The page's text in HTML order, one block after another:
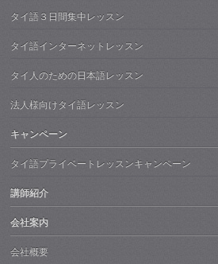
タイ語３日間集中レッスン
タイ語インターネットレッスン
タイ人のための日本語レッスン
法人様向けタイ語レッスン
キャンペーン
タイ語プライベートレッスンキャンペーン
講師紹介
会社案内
会社概要